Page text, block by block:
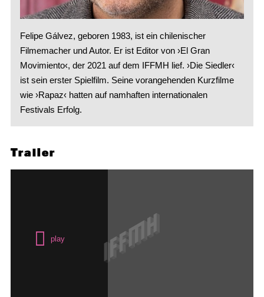
Felipe Gálvez, geboren 1983, ist ein chilenischer
Filmemacher und Autor. Er ist Editor von ›El Gran
Movimiento‹, der 2021 auf dem IFFMH lief. ›Die Siedler‹
ist sein erster Spielfilm. Seine vorangehenden Kurzfilme
wie ›Rapaz‹ hatten auf namhaften internationalen
Festivals Erfolg.
Trailer